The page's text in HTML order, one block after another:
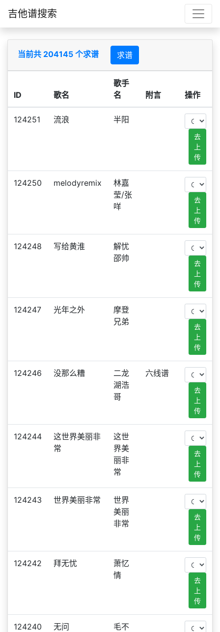
吉他谱搜索
当前共 204145 个求谱 求谱
ID 歌名
歌手
名
附言 操作
124251 流浪 半阳
去
上
传
124250 melodyremix
林嘉
莹/张
咩
去
上
传
124248 写给黄淮
解忧
邵帅
去
上
传
124247 光年之外
摩登
兄弟
去
上
传
124246 没那么糟
二龙
湖浩
哥
六线谱
去
上
传
124244
这世界美丽非
常
这世
界美
丽非
常
去
上
传
124243 世界美丽非常
世界
美丽
非常
去
上
传
124242 拜无忧
萧忆
情
去
上
传
124240 无问
毛不